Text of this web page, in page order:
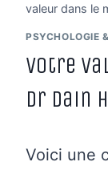
valeur dans le
PSYCHOLOGIE
Votre
Dr Dain
Voici une